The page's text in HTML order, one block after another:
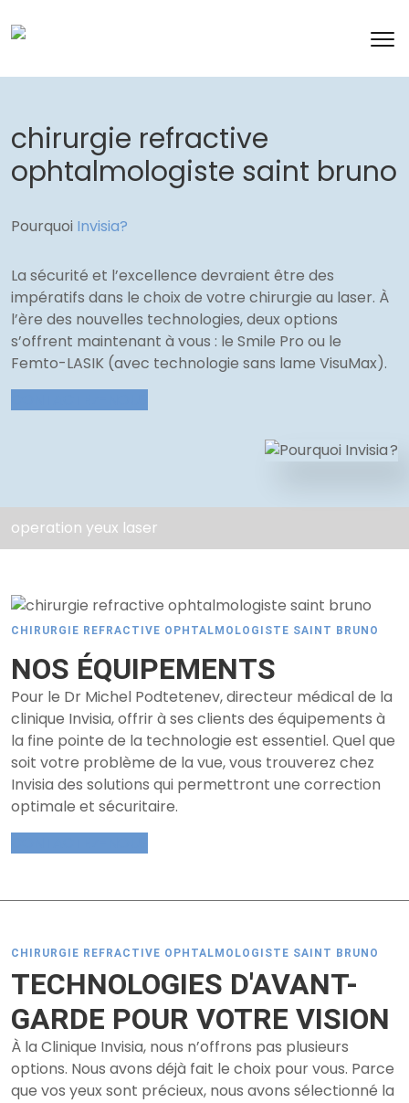
chirurgie refractive
ophtalmologiste saint bruno
Pourquoi Invisia?
La sécurité et l’excellence devraient être des
impératifs dans le choix de votre chirurgie au laser. À
l’ère des nouvelles technologies, deux options
s’offrent maintenant à vous : le Smile Pro ou le
Femto-LASIK (avec technologie sans lame VisuMax).
yeux laser
CHIRURGIE REFRACTIVE OPHTALMOLOGISTE SAINT BRUNO
NOS ÉQUIPEMENTS
Pour le Dr Michel Podtetenev, directeur médical de la
clinique Invisia, offrir à ses clients des équipements à
la fine pointe de la technologie est essentiel. Quel que
soit votre problème de la vue, vous trouverez chez
Invisia des solutions qui permettront une correction
optimale et sécuritaire.
CHIRURGIE REFRACTIVE OPHTALMOLOGISTE SAINT BRUNO
TECHNOLOGIES D'AVANT-
GARDE POUR VOTRE VISION
À la Clinique Invisia, nous n’offrons pas plusieurs
options. Nous avons déjà fait le choix pour vous. Parce
que vos yeux sont précieux, nous avons sélectionné la